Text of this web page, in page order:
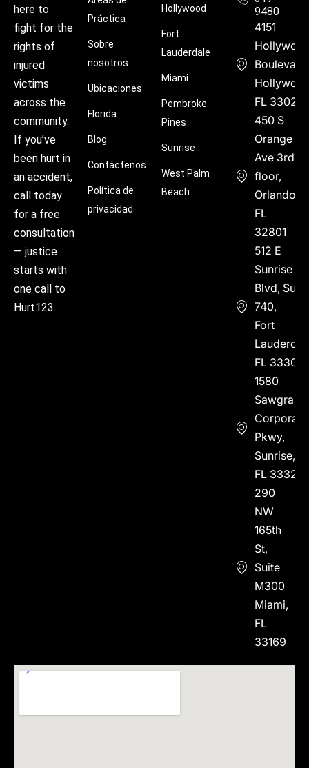
here to
fight for the
rights of
injured
victims
across the
community.
If you’ve
been hurt in
an accident,
call today
for a free
consultation
— justice
starts with
one call to
Hurt123.
Práctica
Sobre
nosotros
Ubicaciones
Florida
Blog
Contáctenos
Política de
privacidad
Hollywood
Fort
Lauderdale
Miami
Pembroke
Pines
Sunrise
West Palm
Beach
9480
4151
Boulevard,
FL 33021
450 S
Orange
Ave 3rd
floor,
Orlando,
FL
32801
512 E
Sunrise
Blvd, Suite
740,
Fort
FL 33304
1580
Sawgrass
Corporate
Pkwy,
Sunrise,
FL 33323
290
NW
165th
St,
Suite
M300
Miami,
FL
33169